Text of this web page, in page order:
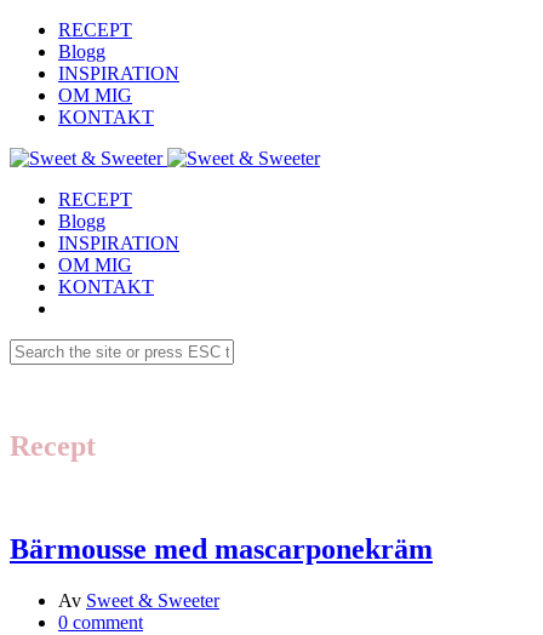
RECEPT
Blogg
INSPIRATION
OM MIG
KONTAKT
RECEPT
Blogg
INSPIRATION
OM MIG
KONTAKT
Recept
Bärmousse med mascarponekräm
Av Sweet & Sweeter
0 comment